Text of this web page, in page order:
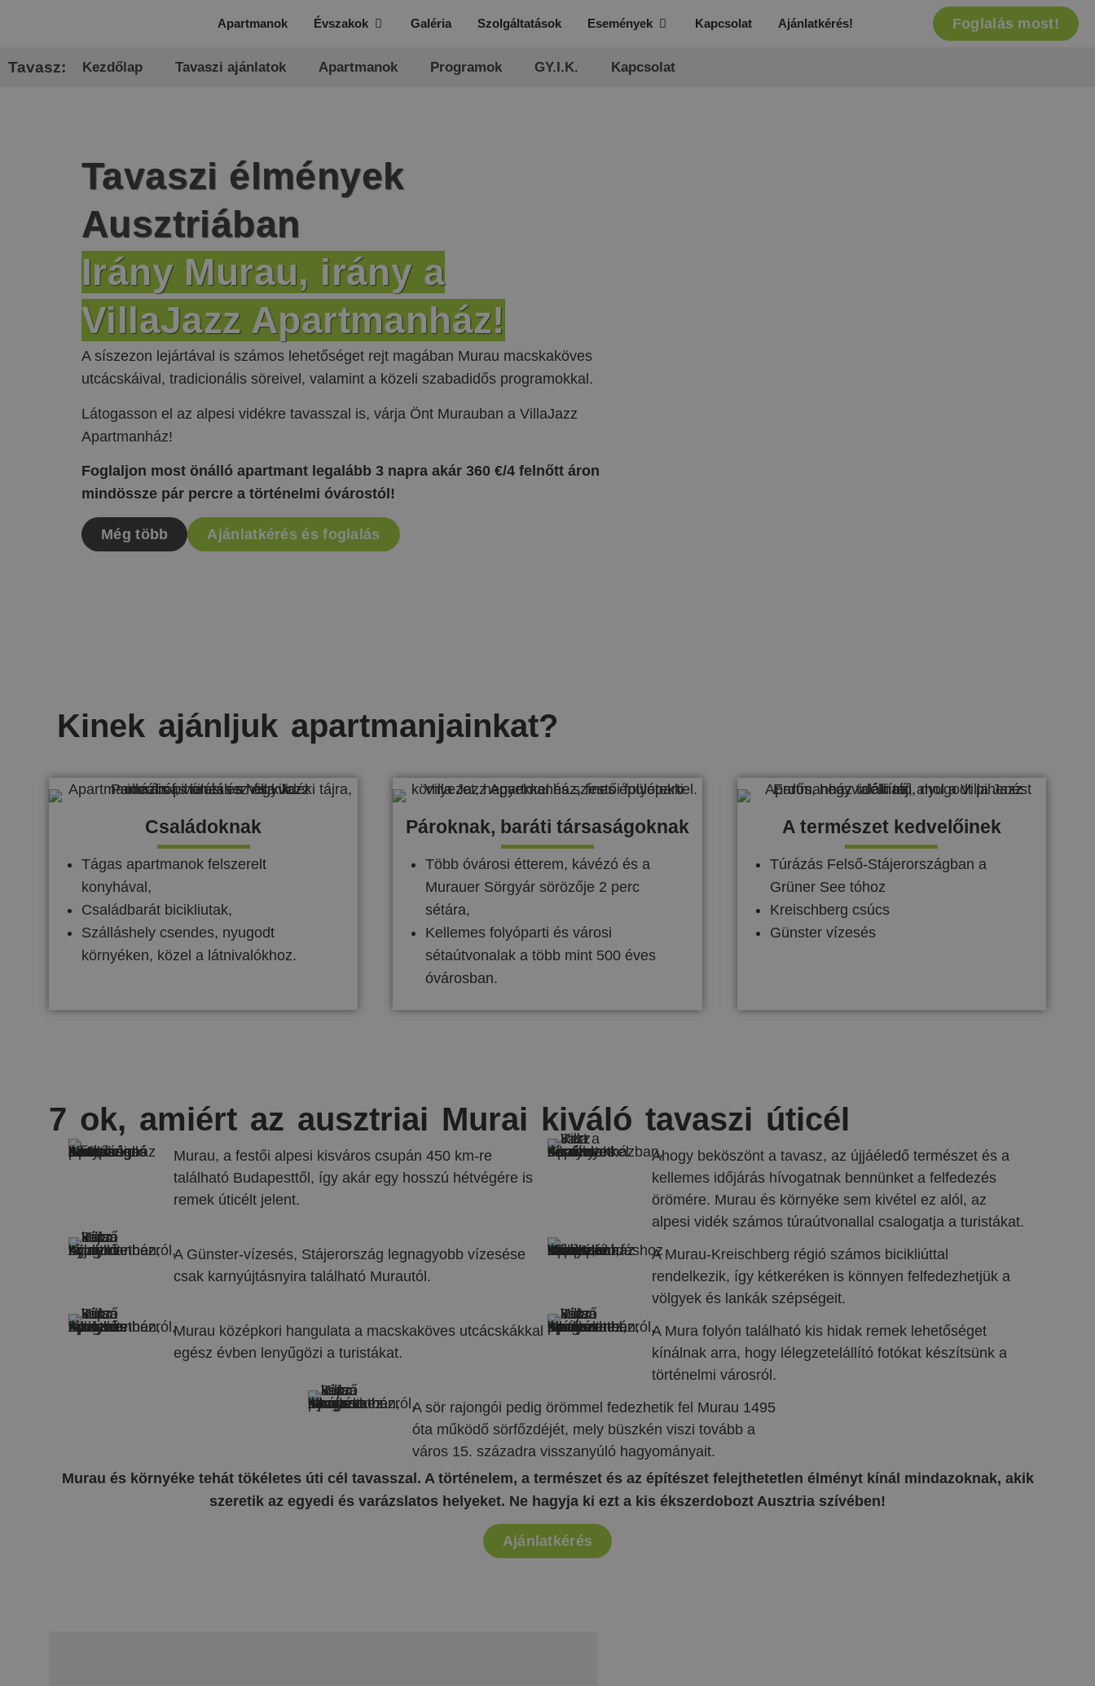
Apartmanok Évszakok Galéria Szolgáltatások Események Kapcsolat Ajánlatkérés! Foglalás most!
Tavasz: Kezdőlap Tavaszi ajánlatok Apartmanok Programok GY.I.K. Kapcsolat
Tavaszi élmények
Ausztriában
Irány Murau, irány a
VillaJazz Apartmanház!
A síszezon lejártával is számos lehetőséget rejt magában Murau macskaköves
utcácskáival, tradicionális söreivel, valamint a közeli szabadidős programokkal.
Látogasson el az alpesi vidékre tavasszal is, várja Önt Murauban a VillaJazz
Apartmanház!
Foglaljon most önálló apartmant legalább 3 napra akár 360 €/4 felnőtt áron
mindössze pár percre a történelmi óvárostól!
Még több Ajánlatkérés és foglalás
Kinek ajánljuk apartmanjainkat?
Családoknak
Tágas apartmanok felszerelt
konyhával,
Családbarát bicikliutak,
Szálláshely csendes, nyugodt
környéken, közel a látnivalókhoz.
Pároknak, baráti társaságoknak
Több óvárosi étterem, kávézó és a
Murauer Sörgyár sörözője 2 perc
sétára,
Kellemes folyóparti és városi
sétaútvonalak a több mint 500 éves
óvárosban.
A természet kedvelőinek
Túrázás Felső-Stájerországban a
Grüner See tóhoz
Kreischberg csúcs
Günster vízesés
7 ok, amiért az ausztriai Murai kiváló tavaszi úticél
Murau, a festői alpesi kisváros csupán 450 km-re
található Budapesttől, így akár egy hosszú hétvégére is
remek úticélt jelent.
Ahogy beköszönt a tavasz, az újjáéledő természet és a
kellemes időjárás hívogatnak bennünket a felfedezés
örömére. Murau és környéke sem kivétel ez alól, az
alpesi vidék számos túraútvonallal csalogatja a turistákat.
A Günster-vízesés, Stájerország legnagyobb vízesése
csak karnyújtásnyira található Murautól.
A Murau-Kreischberg régió számos bicikliúttal
rendelkezik, így kétkeréken is könnyen felfedezhetjük a
völgyek és lankák szépségeit.
Murau középkori hangulata a macskaköves utcácskákkal
egész évben lenyűgözi a turistákat.
A Mura folyón található kis hidak remek lehetőséget
kínálnak arra, hogy lélegzetelállító fotókat készítsünk a
történelmi városról.
A sör rajongói pedig örömmel fedezhetik fel Murau 1495
óta működő sörfőzdéjét, mely büszkén viszi tovább a
város 15. századra visszanyúló hagyományait.
Murau és környéke tehát tökéletes úti cél tavasszal. A történelem, a természet és az építészet felejthetetlen élményt kínál mindazoknak, akik
szeretik az egyedi és varázslatos helyeket. Ne hagyja ki ezt a kis ékszerdobozt Ausztria szívében!
Ajánlatkérés